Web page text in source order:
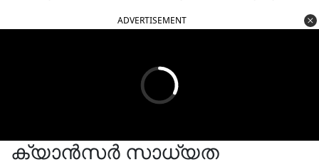
ADVERTISEMENT
ക്യാൻസർ സാധ്യത